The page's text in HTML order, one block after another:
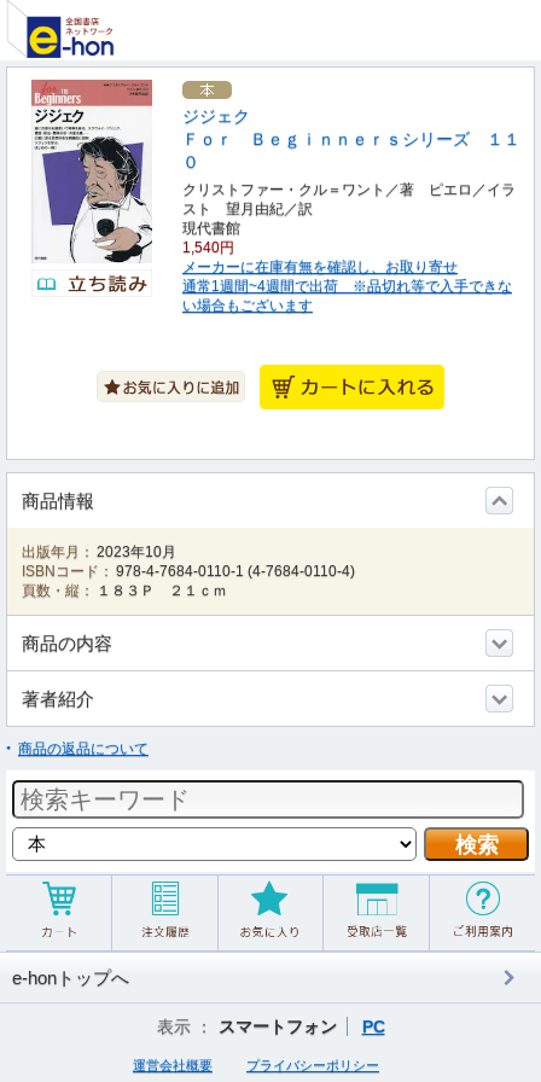
ジジェク
Ｆｏｒ Ｂｅｇｉｎｎｅｒｓシリーズ １１
０
クリストファー・クル＝ワント／著 ピエロ／イラ
スト 望月由紀／訳
現代書館
1,540円
メーカーに在庫有無を確認し、お取り寄せ
通常1週間~4週間で出荷 ※品切れ等で入手できな
い場合もございます
商品情報
出版年月： 2023年10月
ISBNコード： 978-4-7684-0110-1 (4-7684-0110-4)
頁数・縦：
１８３Ｐ ２１ｃｍ
商品の内容
著者紹介
商品の返品について
e-honトップへ
表示 ： スマートフォン PC
運営会社概要 プライバシーポリシー